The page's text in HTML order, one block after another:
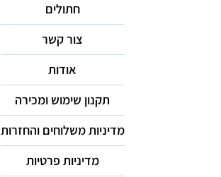
חתולים
צור קשר
אודות
תקנון שימוש ומכירה
מדיניות משלוחים והחזרות
מדיניות פרטיות